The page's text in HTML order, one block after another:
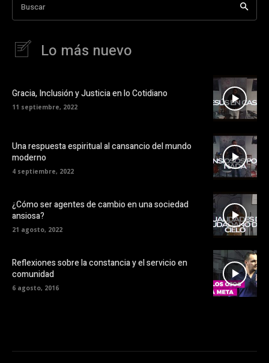
Buscar
Lo más nuevo
Gracia, Inclusión y Justicia en lo Cotidiano
11 septiembre, 2022
Una respuesta espiritual al cansancio del mundo
moderno
4 septiembre, 2022
¿Cómo ser agentes de cambio en una sociedad
ansiosa?
21 agosto, 2022
Reflexiones sobre la constancia y el servicio en
comunidad
6 agosto, 2016